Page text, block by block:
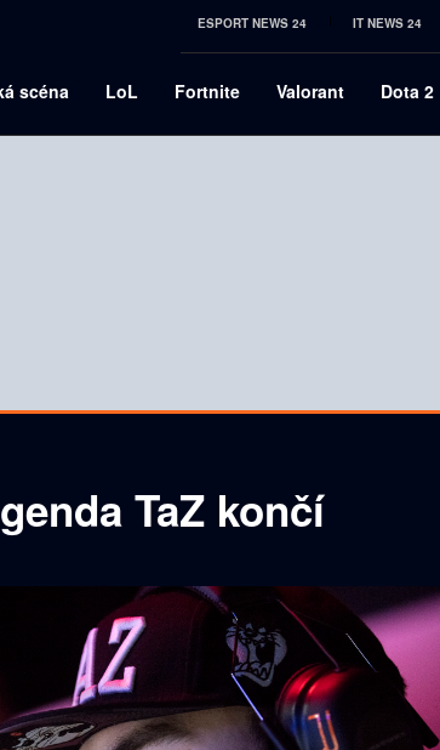
ESPORT NEWS 24 IT NEWS 24
scéna LoL Fortnite Valorant Dota 2
TaZ končí